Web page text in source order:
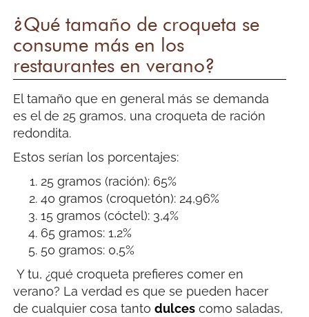
¿Qué tamaño de croqueta se
consume más en los
restaurantes en verano?
El tamaño que en general más se demanda
es el de 25 gramos, una croqueta de ración
redondita.
Estos serían los porcentajes:
25 gramos (ración): 65%
40 gramos (croquetón): 24,96%
15 gramos (cóctel): 3,4%
65 gramos: 1,2%
50 gramos: 0,5%
Y tu, ¿qué croqueta prefieres comer en
verano? La verdad es que se pueden hacer
de cualquier cosa tantodulces como saladas,